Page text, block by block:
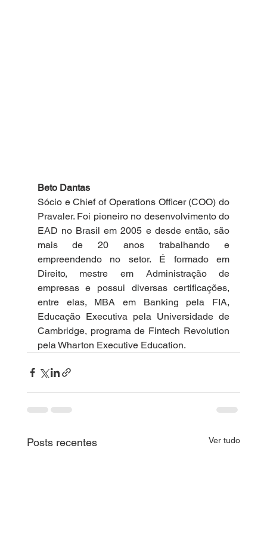
Beto Dantas
Sócio e Chief of Operations Officer (COO) do
Pravaler. Foi pioneiro no desenvolvimento do
EAD no Brasil em 2005 e desde então, são
mais de 20 anos trabalhando e
empreendendo no setor. É formado em
Direito, mestre em Administração de
empresas e possui diversas certificações,
entre elas, MBA em Banking pela FIA,
Educação Executiva pela Universidade de
Cambridge, programa de Fintech Revolution
pela Wharton Executive Education.
Posts recentes Ver tudo